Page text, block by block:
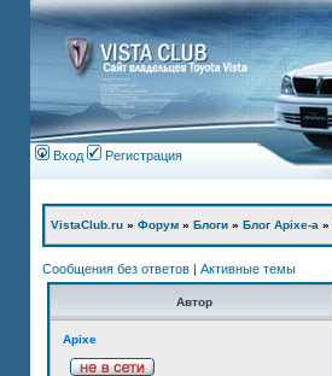
Вход Регистрация
VistaClub.ru » Форум » Блоги » Блог Apixe-а »
Сообщения без ответов | Активные темы
Автор
Apixe